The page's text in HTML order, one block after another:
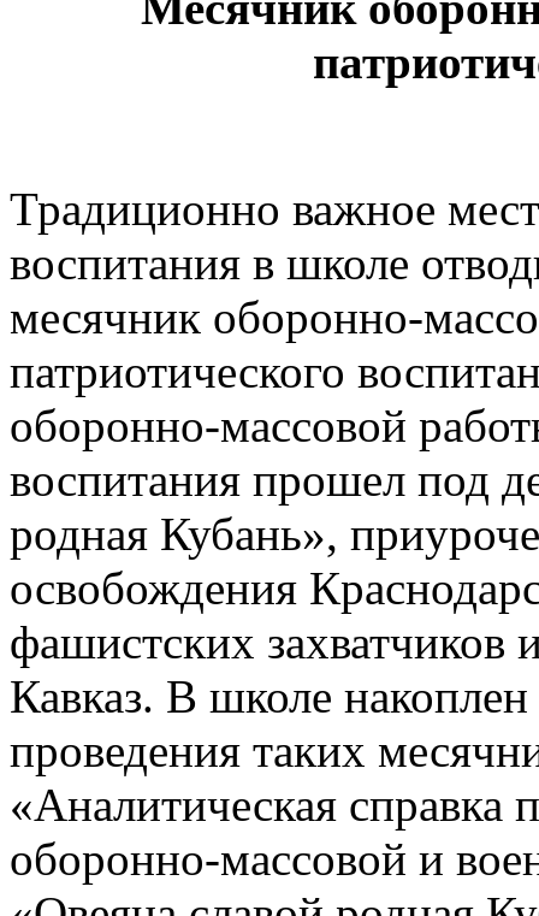
Традиционно важное
воспитания в школе
патриотического
оборонно-массовой
воспитания прошел под
родная Кубань»,
освобождения
фашистских захватчиков
Кавказ. В школе
проведения таких
«Аналитическая справка
оборонно-массовой и
«Овеяна славой родная
Работа